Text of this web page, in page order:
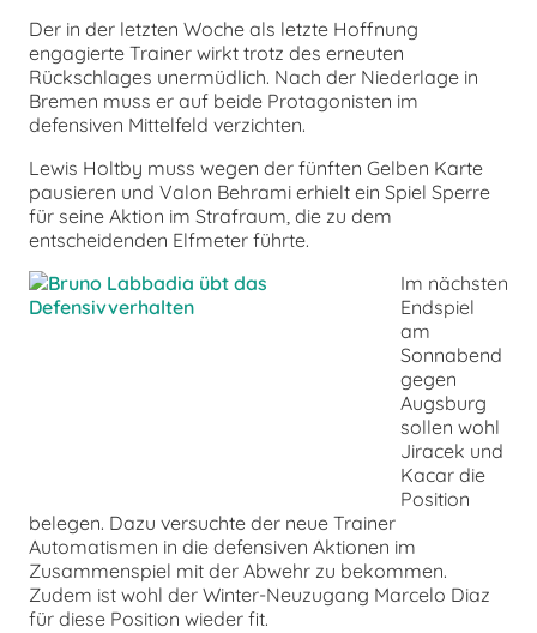
Der in der letzten Woche als letzte Hoffnung
engagierte Trainer wirkt trotz des erneuten
Rückschlages unermüdlich. Nach der Niederlage in
Bremen muss er auf beide Protagonisten im
defensiven Mittelfeld verzichten.
Lewis Holtby muss wegen der fünften Gelben Karte
pausieren und Valon Behrami erhielt ein Spiel Sperre
für seine Aktion im Strafraum, die zu dem
entscheidenden Elfmeter führte.
Im nächsten
Endspiel
am
Sonnabend
gegen
Augsburg
sollen wohl
Jiracek und
Kacar die
Position
belegen. Dazu versuchte der neue Trainer
Automatismen in die defensiven Aktionen im
Zusammenspiel mit der Abwehr zu bekommen.
Zudem ist wohl der Winter-Neuzugang Marcelo Diaz
für diese Position wieder fit.